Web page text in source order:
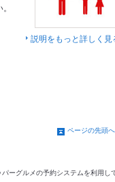
説明をもっと詳しく見
ページの先頭
ーグルメの予約システムを利用し